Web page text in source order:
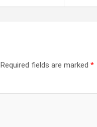
Required fields are marked *